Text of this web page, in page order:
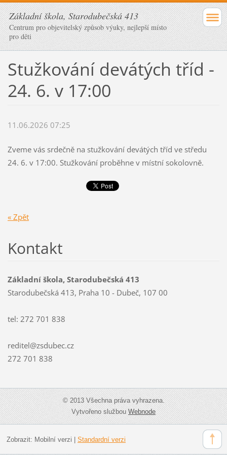
Základní škola, Starodubečská 413
Centrum pro objevitelský způsob výuky, nejlepší místo
pro děti
Stužkování devátých tříd -
24. 6. v 17:00
11.06.2026 07:25
Zveme vás srdečně na stužkování devátých tříd ve středu
24. 6. v 17:00. Stužkování proběhne v místní sokolovně.
« Zpět
Kontakt
Základní škola, Starodubečská 413
Starodubečská 413, Praha 10 - Dubeč, 107 00
tel: 272 701 838
reditel@zsdubec.cz
272 701 838
© 2013 Všechna práva vyhrazena.
Vytvořeno službouWebnode
Zobrazit: Mobilní verzi Standardní verzi